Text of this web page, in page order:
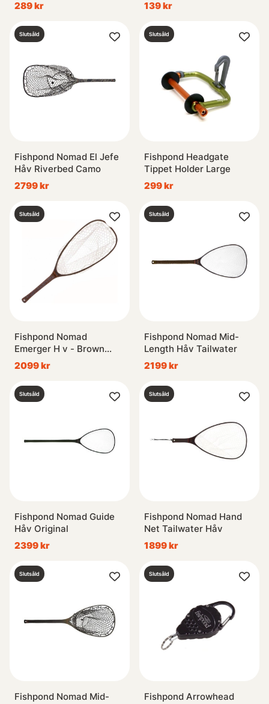
289 kr
139 kr
Slutsåld
Fishpond Nomad El Jefe
Håv Riverbed Camo
2799 kr
Slutsåld
Fishpond Headgate
Tippet Holder Large
299 kr
Slutsåld
Fishpond Nomad
Emerger H v - Brown
Trout
2099 kr
Slutsåld
Fishpond Nomad Mid-
Length Håv Tailwater
2199 kr
Slutsåld
Fishpond Nomad Guide
Håv Original
2399 kr
Slutsåld
Fishpond Nomad Hand
Net Tailwater Håv
1899 kr
Slutsåld
Fishpond Nomad Mid-
Slutsåld
Fishpond Arrowhead